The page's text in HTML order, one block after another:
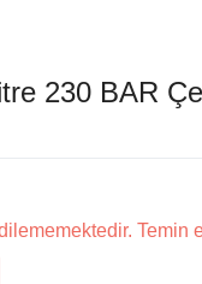
230 BAR
Temin